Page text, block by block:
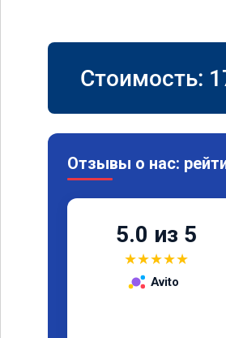
Стоимость:
Отзывы о нас:
5.0 из 5
★★★★★
Avito